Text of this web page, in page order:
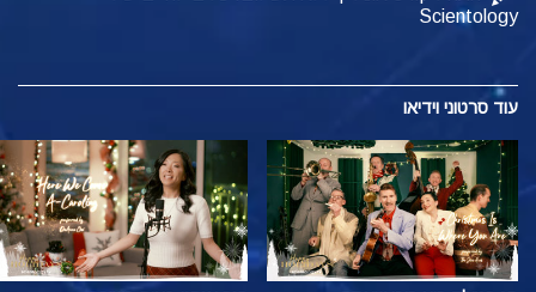
Scientology
עוד סרטוני וידיאו